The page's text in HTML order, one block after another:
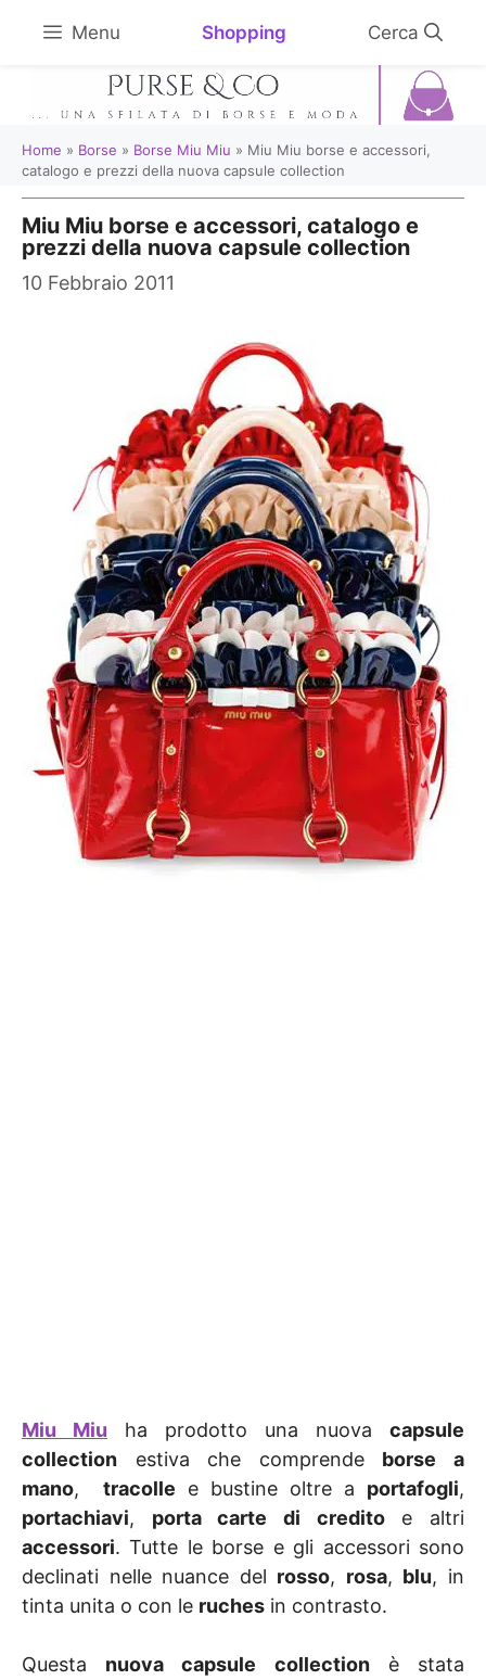
Menu Shopping
Home » Borse » Borse Miu Miu » Miu Miu borse e accessori,
catalogo e prezzi della nuova capsule collection
Miu Miu borse e accessori, catalogo e
prezzi della nuova capsule collection
10 Febbraio 2011
Miu Miu ha prodotto una nuova capsule
collection estiva che comprende borse a
mano, tracolle e bustine oltre a portafogli,
portachiavi, porta carte di creditoe altri
accessori. Tutte le borse e gli accessori sono
declinati nelle nuance del rosso, rosa, blu, in
tinta unita o con le ruches in contrasto.
Questa nuova capsule collectionè stata